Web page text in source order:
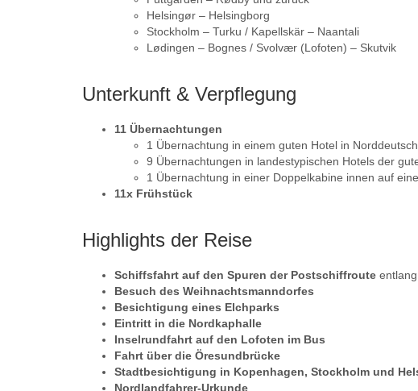
Helsingør – Helsingborg
Stockholm – Turku / Kapellskär – Naantali
Lødingen – Bognes / Svolvær (Lofoten) – Skutvik
Unterkunft & Verpflegung
11 Übernachtungen
1 Übernachtung in einem guten Hotel in
9 Übernachtungen in landestypischen Hotels der
1 Übernachtung in einer Doppelkabine innen auf
11x Frühstück
Highlights der Reise
Schiffsfahrt auf den Spuren der Postschiffroute
Besuch des Weihnachtsmanndorfes
Besichtigung eines Elchparks
Eintritt in die Nordkaphalle
Inselrundfahrt auf den Lofoten im Bus
Fahrt über die Öresundbrücke
Stadtbesichtigung in Kopenhagen, Stockholm und
Nordlandfahrer-Urkunde